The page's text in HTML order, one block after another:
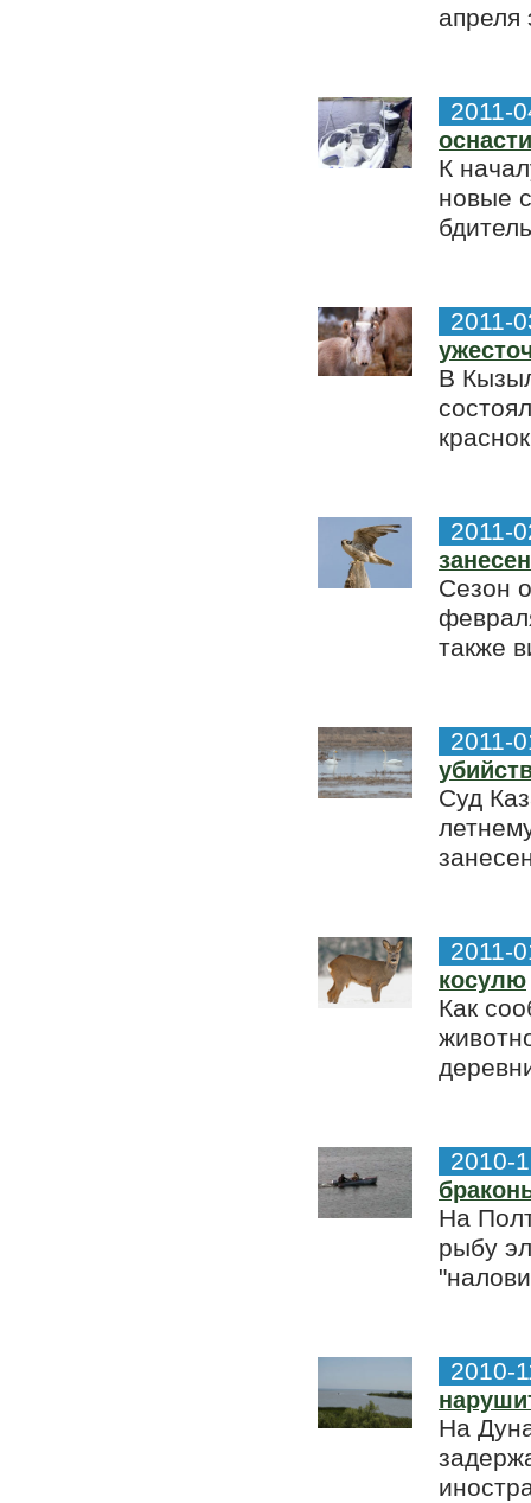
апреля
2011-
К
новые
2011-
В
2011-
Сезон
также
2011-
Суд
2011-
косулю
Как
2010-
На
рыбу
2010-
На